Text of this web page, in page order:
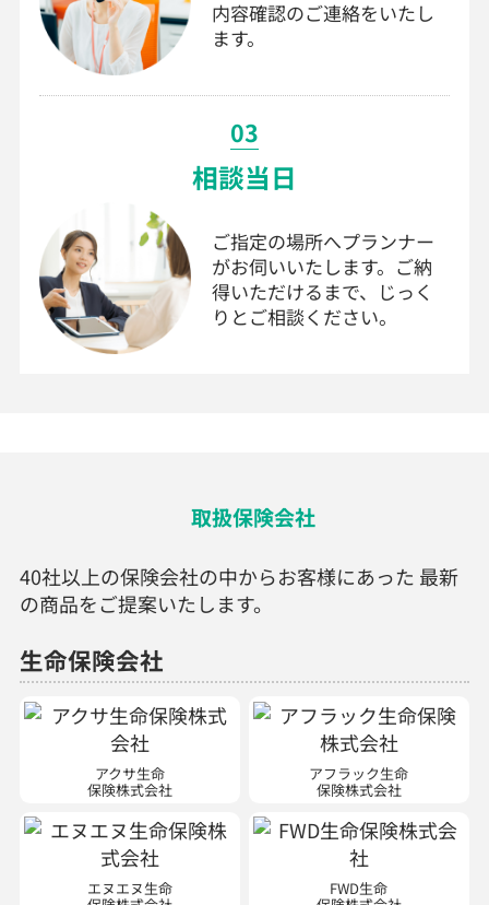
内容確認のご連絡をいたし
ます。
03
相談当日
ご指定の場所へプランナー
がお伺いいたします。ご納
得いただけるまで、じっく
りとご相談ください。
取扱保険会社
40社以上の保険会社の中からお客様にあった 最新
の商品をご提案いたします。
生命保険会社
アクサ生命
保険株式会社
アフラック生命
保険株式会社
エヌエヌ生命 FWD生命